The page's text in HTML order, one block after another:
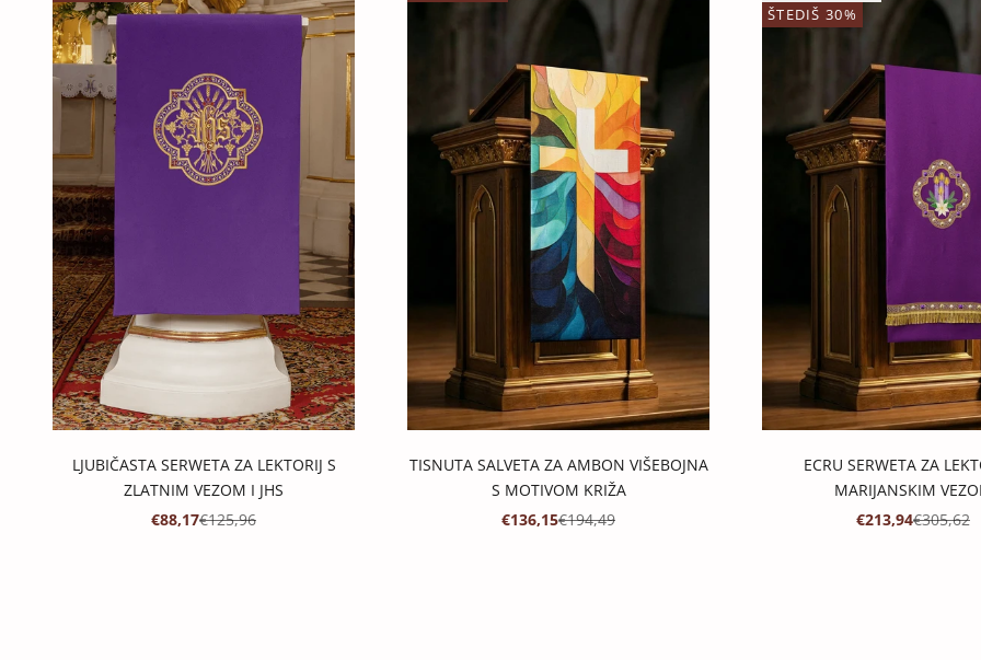
LJUBIČASTA SERWETA ZA LEKTORIJ S
ZLATNIM VEZOM I JHS
PROMOTIVNA CIJENA
€88,17REDOVNA CIJENA
€125,96
TISNUTA SALVETA ZA AMBON VIŠEBOJNA
S MOTIVOM KRIŽA
PROMOTIVNA CIJENA
€136,15REDOVNA CIJENA
€194,49
ŠTEDIŠ 30%
ECRU SERWETA ZA
MARIJANSKIM
PROMOTIVNA
€213,94€305,62